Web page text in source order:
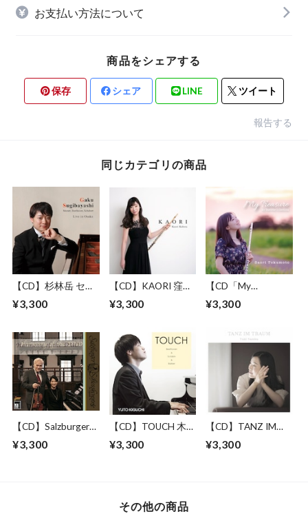
お支払い方法について
商品をシェアする
保存 シェア LINE ツイート
報告する
同じカテゴリの商品
【CD】杉林岳 セカ
「Live in Osaka」
¥3,300
【CD】KAORI 窪田
ルバム
¥3,300
【CD「My
Favorite
早織 ファーストア
ルバム
¥3,300
【CD】Salzburger
¥3,300
【CD】TOUCH 木口
ム
¥3,300
【CD】TANZ IM
アノアルバム
¥3,300
その他の商品